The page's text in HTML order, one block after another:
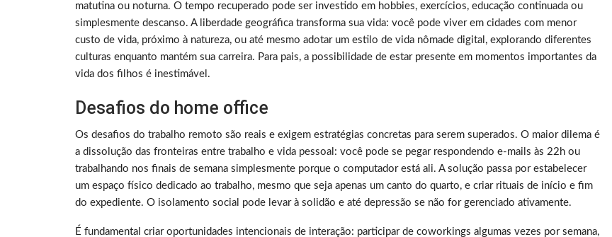
matutina ou noturna. O tempo recuperado pode ser investido em hobbies, exercícios, educação continuada ou
simplesmente descanso. A liberdade geográfica transforma sua vida: você pode viver em cidades com menor
custo de vida, próximo à natureza, ou até mesmo adotar um estilo de vida nômade digital, explorando diferentes
culturas enquanto mantém sua carreira. Para pais, a possibilidade de estar presente em momentos importantes da
vida dos filhos é inestimável.
Desafios do home office
Os desafios do trabalho remoto são reais e exigem estratégias concretas para serem superados. O maior dilema é
a dissolução das fronteiras entre trabalho e vida pessoal: você pode se pegar respondendo e-mails às 22h ou
trabalhando nos finais de semana simplesmente porque o computador está ali. A solução passa por estabelecer
um espaço físico dedicado ao trabalho, mesmo que seja apenas um canto do quarto, e criar rituais de início e fim
do expediente. O isolamento social pode levar à solidão e até depressão se não for gerenciado ativamente.
É fundamental criar oportunidades intencionais de interação: participar de coworkings algumas vezes por semana,